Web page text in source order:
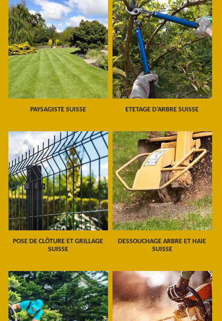
PAYSAGISTE SUISSE ETETAGE D'ARBRE SUISSE
POSE DE CLÔTURE ET GRILLAGE
SUISSE
DESSOUCHAGE ARBRE ET HAIE
SUISSE